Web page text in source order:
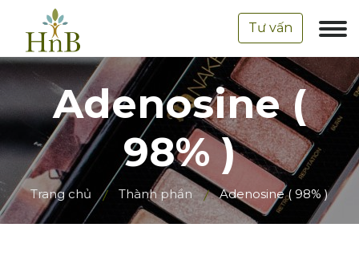
Tư vấn
Adenosine (
98% )
Trang chủ Thành phần Adenosine ( 98% )